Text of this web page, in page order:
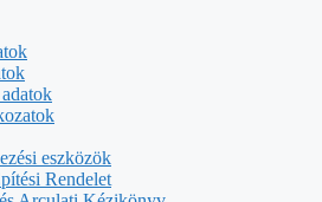
eszközök
Rendelet